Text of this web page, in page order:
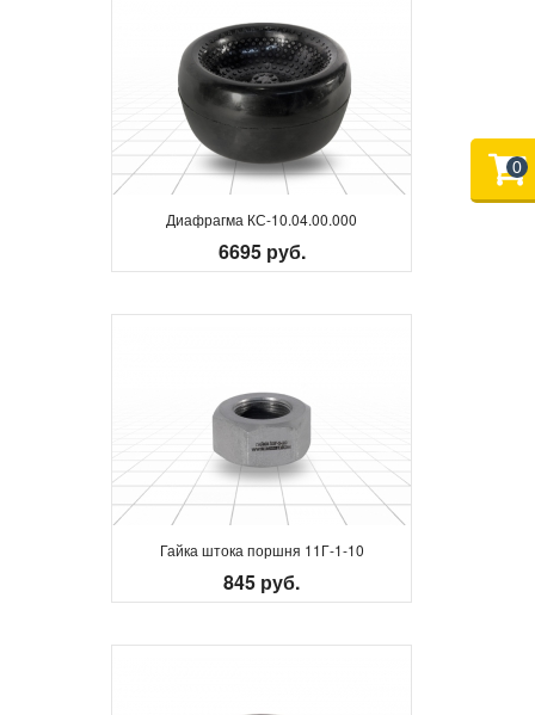
Диафрагма КС-10.04.00.000
6695 руб.
Гайка штока поршня 11Г-1-10
845 руб.
0